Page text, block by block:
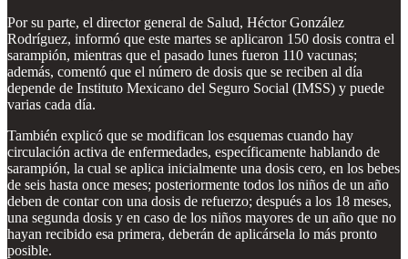
Por su parte, el director general de Salud, Héctor González
Rodríguez, informó que este martes se aplicaron 150 dosis contra el
sarampión, mientras que el pasado lunes fueron 110 vacunas;
además, comentó que el número de dosis que se reciben al día
depende de Instituto Mexicano del Seguro Social (IMSS) y puede
varias cada día.
También explicó que se modifican los esquemas cuando hay
circulación activa de enfermedades, específicamente hablando de
sarampión, la cual se aplica inicialmente una dosis cero, en los bebes
de seis hasta once meses; posteriormente todos los niños de un año
deben de contar con una dosis de refuerzo; después a los 18 meses,
una segunda dosis y en caso de los niños mayores de un año que no
hayan recibido esa primera, deberán de aplicársela lo más pronto
posible.